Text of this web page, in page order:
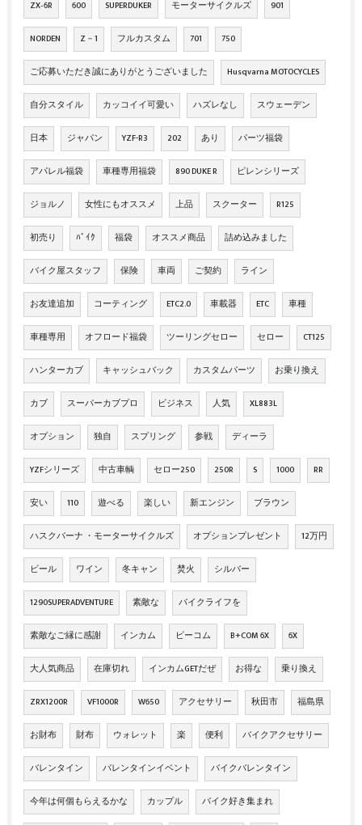
ZX‐6R 600 SUPERDUKER モーターサイクルズ 901
NORDEN Z－1 フルカスタム 701 750
ご応募いただき誠にありがとうございました Husqvarna MOTOCYCLES
自分スタイル カッコイイ可愛い ハズレなし スウェーデン
日本 ジャパン YZF-R3 202 あり パーツ福袋
アパレル福袋 車種専用福袋 890 DUKE R ピレンシリーズ
ジョルノ 女性にもオススメ 上品 スクーター R125
初売り ﾊﾞｲｸ 福袋 オススメ商品 詰め込みました
バイク屋スタッフ 保険 車両 ご契約 ライン
お友達追加 コーティング ETC2.0 車載器 ETC 車種
車種専用 オフロード福袋 ツーリングセロー セロー CT125
ハンターカブ キャッシュバック カスタムパーツ お乗り換え
カブ スーパーカブプロ ビジネス 人気 XL883L
オプション 独自 スプリング 参戦 ディーラ
YZFシリーズ 中古車輌 セロー250 250R S 1000 RR
安い 110 遊べる 楽しい 新エンジン ブラウン
ハスクバーナ ・モーターサイクルズ オプションプレゼント 12万円
ビール ワイン 冬キャン 焚火 シルバー
1290SUPERADVENTURE 素敵な バイクライフを
素敵なご縁に感謝 インカム ビーコム B+COM 6X 6X
大人気商品 在庫切れ インカムGETだぜ お得な 乗り換え
ZRX1200R VF1000R W650 アクセサリー 秋田市 福島県
お財布 財布 ウォレット 楽 便利 バイクアクセサリー
バレンタイン バレンタインイベント バイクバレンタイン
今年は何個もらえるかな カップル バイク好き集まれ